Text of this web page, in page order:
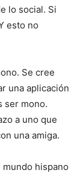
lo social. Si
esto no
Se cree
una aplicación
ser mono.
a uno que
una amiga.
hispano